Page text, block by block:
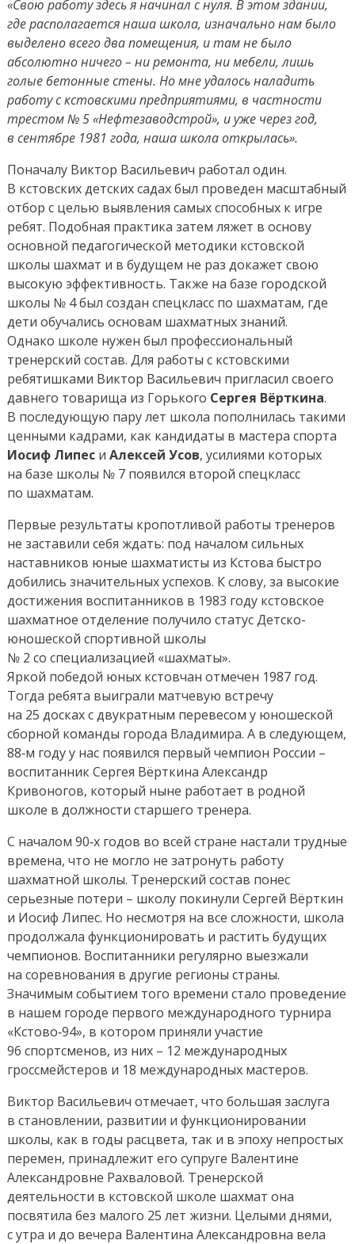
«Свою работу здесь я начинал с нуля. В этом здании,
где располагается наша школа, изначально нам было
выделено всего два помещения, и там не было
абсолютно ничего – ни ремонта, ни мебели, лишь
голые бетонные стены. Но мне удалось наладить
работу с кстовскими предприятиями, в частности
трестом № 5 «Нефтезаводстрой», и уже через год,
в сентябре 1981 года, наша школа открылась».
Поначалу Виктор Васильевич работал один.
В кстовских детских садах был проведен масштабный
отбор с целью выявления самых способных к игре
ребят. Подобная практика затем ляжет в основу
основной педагогической методики кстовской
школы шахмат и в будущем не раз докажет свою
высокую эффективность. Также на базе городской
школы № 4 был создан спецкласс по шахматам, где
дети обучались основам шахматных знаний.
Однако школе нужен был профессиональный
тренерский состав. Для работы с кстовскими
ребятишками Виктор Васильевич пригласил своего
давнего товарища из Горького Сергея Вёрткина.
В последующую пару лет школа пополнилась такими
ценными кадрами, как кандидаты в мастера спорта
Иосиф Липеси Алексей Усов, усилиями которых
на базе школы № 7 появился второй спецкласс
по шахматам.
Первые результаты кропотливой работы тренеров
не заставили себя ждать: под началом сильных
наставников юные шахматисты из Кстова быстро
добились значительных успехов. К слову, за высокие
достижения воспитанников в 1983 году кстовское
шахматное отделение получило статус Детско-
юношеской спортивной школы
№ 2 со специализацией «шахматы».
Яркой победой юных кстовчан отмечен 1987 год.
Тогда ребята выиграли матчевую встречу
на 25 досках с двукратным перевесом у юношеской
сборной команды города Владимира. А в следующем,
88‑м году у нас появился первый чемпион России –
воспитанник Сергея Вёрткина Александр
Кривоногов, который ныне работает в родной
школе в должности старшего тренера.
С началом 90‑х годов во всей стране настали трудные
времена, что не могло не затронуть работу
шахматной школы. Тренерский состав понес
серьезные потери – школу покинули Сергей Вёрткин
и Иосиф Липес. Но несмотря на все сложности, школа
продолжала функционировать и растить будущих
чемпионов. Воспитанники регулярно выезжали
на соревнования в другие регионы страны.
Значимым событием того времени стало проведение
в нашем городе первого международного турнира
«Кстово‑94», в котором приняли участие
96 спортсменов, из них – 12 международных
гроссмейстеров и 18 международных мастеров.
Виктор Васильевич отмечает, что большая заслуга
в становлении, развитии и функционировании
школы, как в годы расцвета, так и в эпоху непростых
перемен, принадлежит его супруге Валентине
Александровне Рахваловой. Тренерской
деятельности в кстовской школе шахмат она
посвятила без малого 25 лет жизни. Целыми днями,
с утра и до вечера Валентина Александровна вела